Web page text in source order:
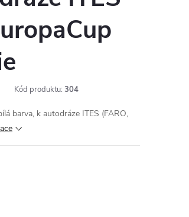
Kód produktu: 304
barva, k autodráze ITES (FARO,